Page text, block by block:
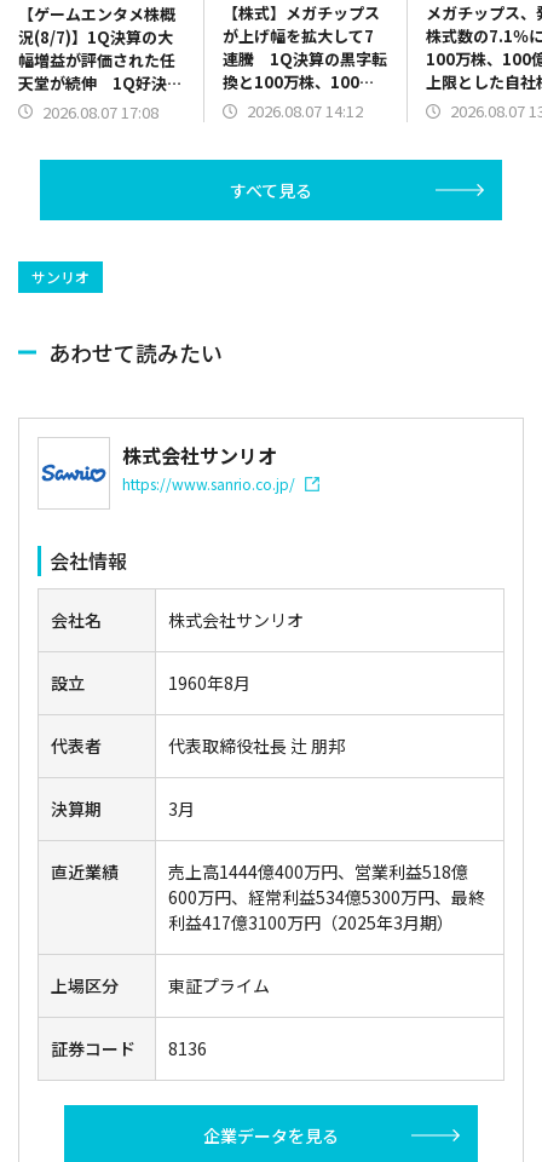
【ゲームエンタメ株概
況(8/7)】1Q決算の大
幅増益が評価された任
天堂が続伸 1Q好決算
と2Q累計業績予想の上
2026.08.07 17:08
【株式】メガチップス
が上げ幅を拡大して7
連騰 1Q決算の黒字転
換と100万株、100億
円を上限とした自社株
2026.08.07 14:12
メガチップス、
株式数の7.1％
100万株、100
上限とした自社
を実施2026.08.07
すべて見る
サンリオ
あわせて読みたい
株式会社サンリオ
https://www.sanrio.co.jp/
会社情報
会社名 株式会社サンリオ
設立 1960年8月
代表者 代表取締役社長 辻 朋邦
決算期 3月
直近業績
売上高1444億400万円、営業利益518億
600万円、経常利益534億5300万円、最終
利益417億3100万円（2025年3月期）
上場区分 東証プライム
証券コード 8136
企業データを見る